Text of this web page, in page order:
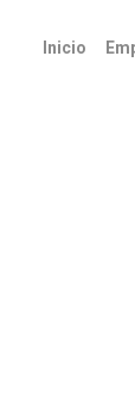
Inicio